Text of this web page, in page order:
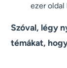
ezer oldal
Szóval, légy
témákat,